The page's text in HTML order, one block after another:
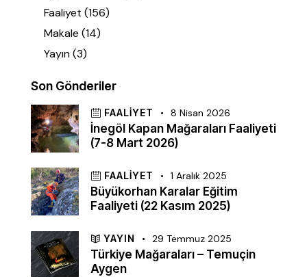
Faaliyet (156)
Makale (14)
Yayın(3)
Son Gönderiler
FAALIYET 8 Nisan 2026
İnegöl Kapan Mağaraları Faaliyeti
(7-8 Mart 2026)
FAALIYET 1 Aralık 2025
Büyükorhan Karalar Eğitim
Faaliyeti (22 Kasım 2025)
YAYIN 29 Temmuz 2025
Türkiye Mağaraları – Temuçin
Aygen